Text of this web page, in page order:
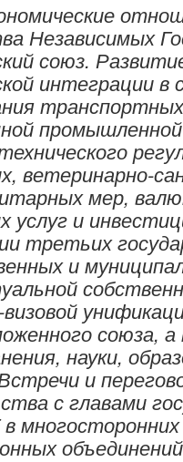
Независимых
союз.
интеграции в
ветеринарно-
мер,
услуг и
третьих
и
союза,
науки,
и
с главами